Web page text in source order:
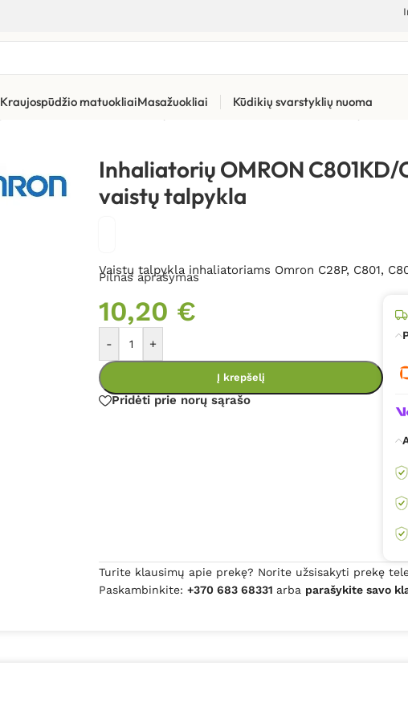
Kraujospūdžio matuokliaiMasažuokliai Kūdikių svarstyklių nuoma
Inhaliatorių OMRON C801KD/C28P/C28E vaistų talpykla
Inhaliatorių OMRON C801KD/
vaistų talpykla
Vaistų talpykla inhaliatoriams Omron C28P, C801,
Pilnas aprašymas
10,20 €
- +
Į krepšelį
Pridėti prie norų sąrašo
Turite klausimų apie prekę? Norite užsisakyti prekę
Paskambinkite:+370 683 68331 arba parašykite savo